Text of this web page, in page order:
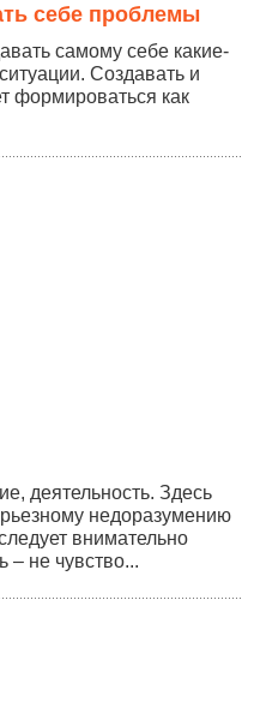
себе проблемы
самому себе какие-
Создавать и
формироваться как
деятельность. Здесь
недоразумению
внимательно
– не чувство...